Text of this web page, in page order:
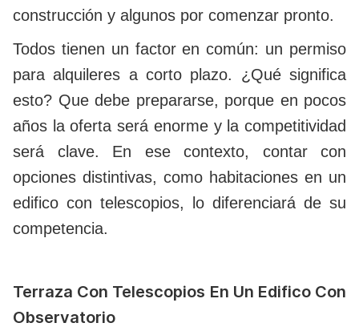
construcción y algunos por comenzar pronto.
Todos tienen un factor en común: un permiso
para alquileres a corto plazo. ¿Qué significa
esto? Que debe prepararse, porque en pocos
años la oferta será enorme y la competitividad
será clave. En ese contexto, contar con
opciones distintivas, como habitaciones en un
edifico con telescopios, lo diferenciará de su
competencia.
Terraza Con Telescopios En Un Edifico Con
Observatorio